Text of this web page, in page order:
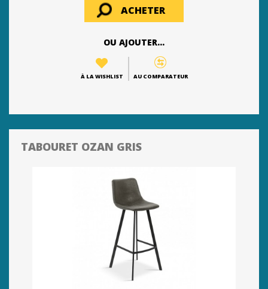
ACHETER
OU AJOUTER...
À LA WISHLIST AU COMPARATEUR
TABOURET OZAN GRIS